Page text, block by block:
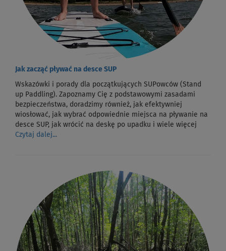
Jak zacząć pływać na desce SUP
Wskazówki i porady dla początkujących SUPowców (Stand
up Paddling). Zapoznamy Cię z podstawowymi zasadami
bezpieczeństwa, doradzimy również, jak efektywniej
wiosłować, jak wybrać odpowiednie miejsca na pływanie na
desce SUP, jak wrócić na deskę po upadku i wiele więcej
Czytaj dalej...